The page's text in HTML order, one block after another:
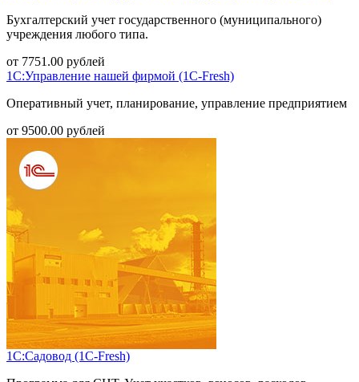
Бухгалтерский учет государственного (муниципального)
учреждения любого типа.
от 7751.00 рублей
1С:Управление нашей фирмой (1С-Fresh)
Оперативный учет, планирование, управление предприятием
от 9500.00 рублей
1С:Садовод (1С-Fresh)